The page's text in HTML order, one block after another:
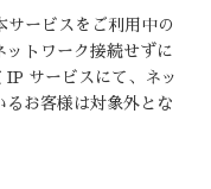
サービスをご利用中の
ットワーク接続せずに
サービスにて、ネッ
るお客様は対象外とな